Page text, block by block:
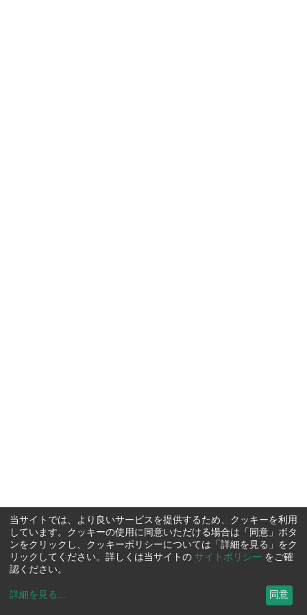
当サイトでは、より良いサービスを提供するため、クッキーを利用
しています。クッキーの使用に同意いただける場合は「同意」ボタ
ンをクリックし、クッキーポリシーについては「詳細を見る」をク
リックしてください。詳しくは当サイトの サイトポリシー をご確
認ください。
詳細を見る ... 同意